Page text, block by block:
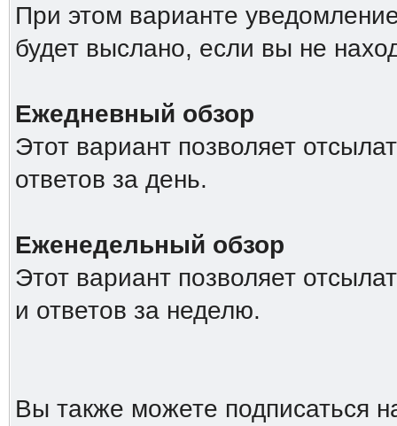
При этом варианте
будет выслано, если вы не
Ежедневный обзор
Этот вариант позволяет
ответов за день.
Еженедельный обзор
Этот вариант позволяет
и ответов за неделю.
Вы также можете подписаться